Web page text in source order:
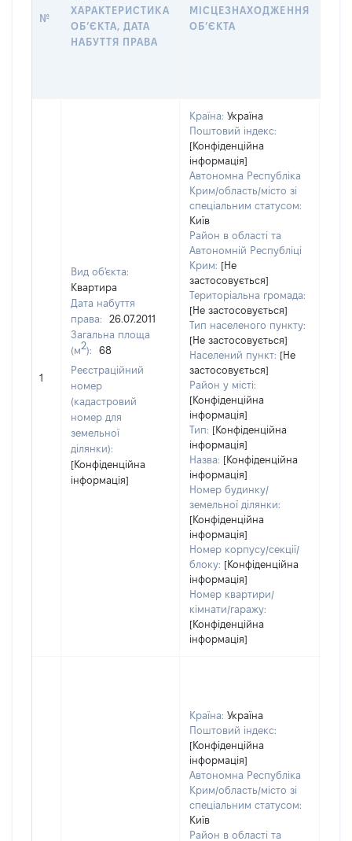
№
ХАРАКТЕРИСТИКА
ОБʼЄКТА, ДАТА
НАБУТТЯ ПРАВА
МІСЦЕЗНАХОДЖЕННЯ
ОБʼЄКТА
1
Вид об'єкта:
Квартира
Дата набуття
права:
26.07.2011
Загальна площа
(м2):
68
Реєстраційний
номер
(кадастровий
номер для
земельної
ділянки):
[Конфіденційна
інформація]
Країна: Україна
Поштовий індекс:
[Конфіденційна
інформація]
Автономна Республіка
Крим/область/місто зі
спеціальним статусом:
Київ
Район в області та
Автономній Республіці
Крим: [Не
застосовується]
Територіальна громада:
[Не застосовується]
Тип населеного пункту:
[Не застосовується]
Населений пункт: [Не
застосовується]
Район у місті:
[Конфіденційна
інформація]
Тип: [Конфіденційна
інформація]
Назва: [Конфіденційна
інформація]
Номер будинку/
земельної ділянки:
[Конфіденційна
інформація]
Номер корпусу/секції/
блоку: [Конфіденційна
інформація]
Номер квартири/
кімнати/гаражу:
[Конфіденційна
інформація]
Країна: Україна
Поштовий індекс:
[Конфіденційна
інформація]
Автономна Республіка
Крим/область/місто зі
спеціальним статусом:
Київ
Район в області та